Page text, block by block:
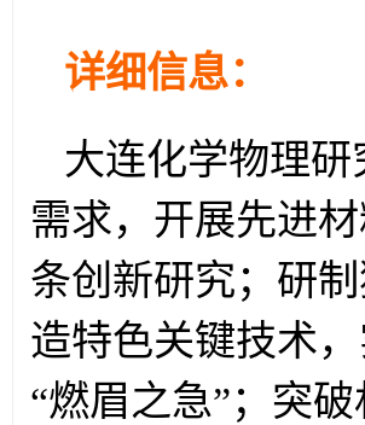
详细信息：
大连化学物理
需求，开展先进
条创新研究；研
造特色关键技术
“燃眉之急”；突